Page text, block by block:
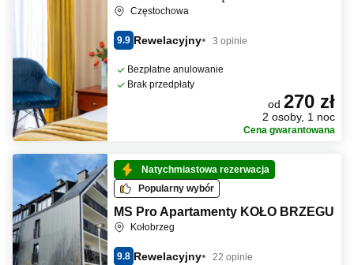
Częstochowa
9.9 Rewelacyjny 3 opinie
Bezpłatne anulowanie
Brak przedpłaty
od 270 zł
2 osoby, 1 noc
Cena gwarantowana
Natychmiastowa rezerwacja
Popularny wybór
MS Pro Apartamenty KOŁO BRZEGU
Kołobrzeg
9.8 Rewelacyjny 22 opinie